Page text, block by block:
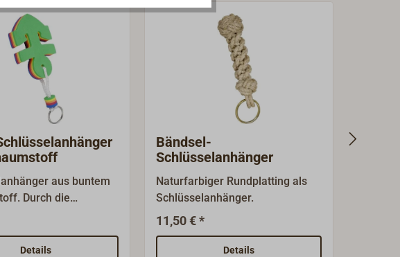
aus buntem
Durch die
des
(ca. 40g) werden
Schlüssel über
Details
Bändsel-
Schlüsselanhänger
Naturfarbiger Rundplatting als
Schlüsselanhänger.
11,50 € *
Details